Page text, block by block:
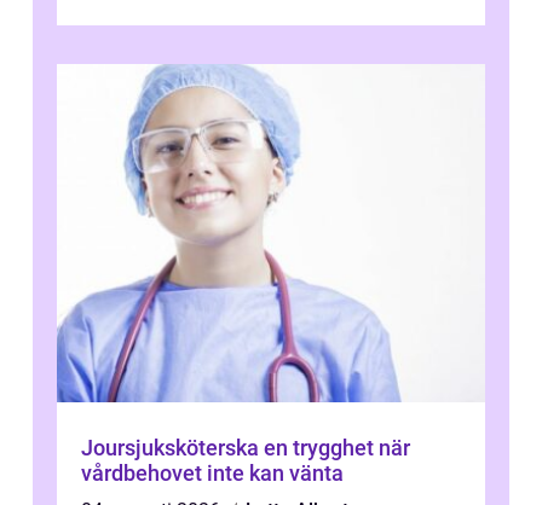
Joursjuksköterska en trygghet när
vårdbehovet inte kan vänta